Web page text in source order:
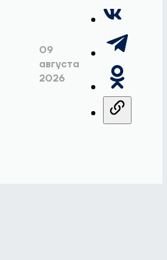
09
августа
2026